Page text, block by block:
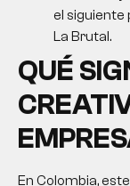
el siguiente
La Brutal.
QUÉ
En Colombia,